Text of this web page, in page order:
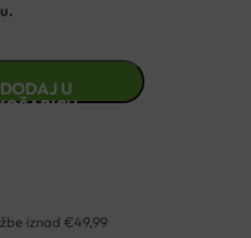
DODAJ U
iznad €49,99